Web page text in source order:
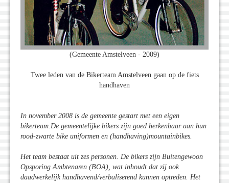
(Gemeente Amstelveen - 2009)
Twee leden van de Bikerteam Amstelveen gaan op de fiets
handhaven
In november 2008 is de gemeente gestart met een eigen
bikerteam.De gemeentelijke bikers zijn goed herkenbaar aan hun
rood-zwarte bike uniformen en (handhaving)mountainbikes.
Het team bestaat uit zes personen. De bikers zijn Buitengewoon
Opsporing Ambtenaren (BOA), wat inhoudt dat zij ook
daadwerkelijk handhavend/verbaliserend kunnen optreden. Het